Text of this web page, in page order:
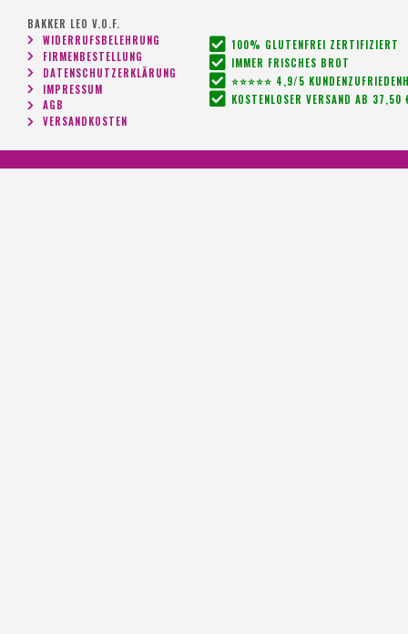
BAKKER LEO V.O.F.
WIDERRUFSBELEHRUNG
FIRMENBESTELLUNG
DATENSCHUTZERKLÄRUNG
IMPRESSUM
AGB
VERSANDKOSTEN
100% GLUTENFREI ZERTIFIZIERT
IMMER FRISCHES BROT
⭐⭐⭐⭐⭐ 4,9/5
KOSTENLOSER VERSAND AB 37,50